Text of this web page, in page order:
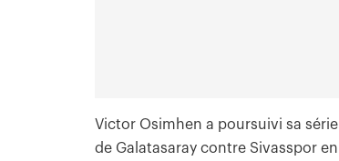
Victor Osimhen a poursuivi sa
de Galatasaray contre Sivasspor